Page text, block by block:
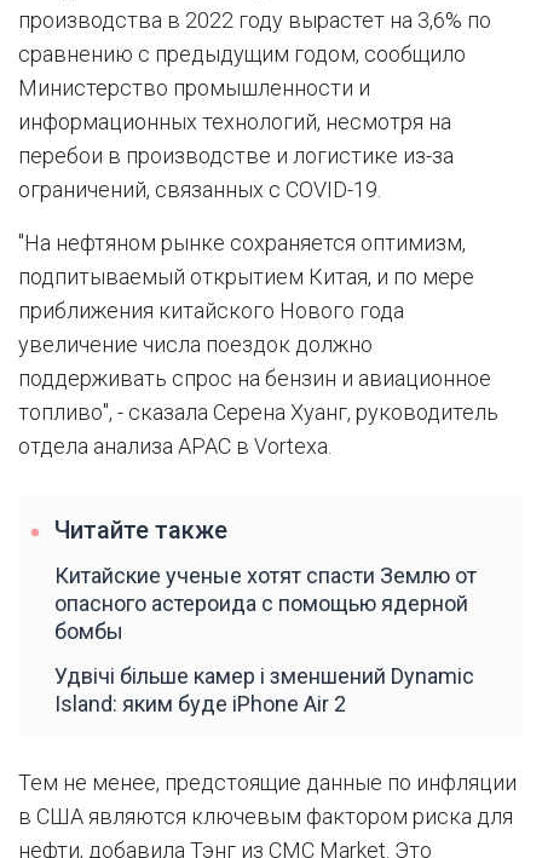
производства в 2022 году вырастет на 3,6% по
сравнению с предыдущим годом, сообщило
Министерство промышленности и
информационных технологий, несмотря на
перебои в производстве и логистике из-за
ограничений, связанных с COVID-19.
"На нефтяном рынке сохраняется оптимизм,
подпитываемый открытием Китая, и по мере
приближения китайского Нового года
увеличение числа поездок должно
поддерживать спрос на бензин и авиационное
топливо", - сказала Серена Хуанг, руководитель
отдела анализа APAC в Vortexa.
Читайте также
Китайские ученые хотят спасти Землю от
опасного астероида с помощью ядерной
бомбы
Удвічі більше камер і зменшений Dynamic
Island: яким буде iPhone Air 2
Тем не менее, предстоящие данные по инфляции
в США являются ключевым фактором риска для
нефти, добавила Тэнг из CMC Market. Это